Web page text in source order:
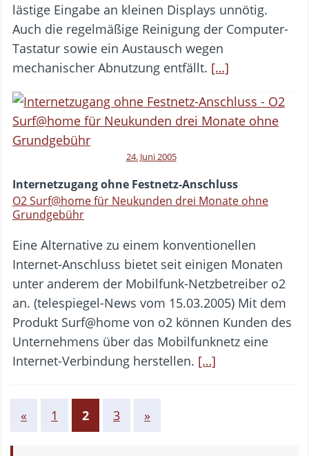
lästige Eingabe an kleinen Displays unnötig.
Auch die regelmäßige Reinigung der Computer-
Tastatur sowie ein Austausch wegen
mechanischer Abnutzung entfällt. […]
24. Juni 2005
Internetzugang ohne Festnetz-Anschluss
O2 Surf@home für Neukunden drei Monate ohne
Grundgebühr
Eine Alternative zu einem konventionellen
Internet-Anschluss bietet seit einigen Monaten
unter anderem der Mobilfunk-Netzbetreiber o2
an. (telespiegel-News vom 15.03.2005) Mit dem
Produkt Surf@home von o2 können Kunden des
Unternehmens über das Mobilfunknetz eine
Internet-Verbindung herstellen. […]
« 1 2 3 »